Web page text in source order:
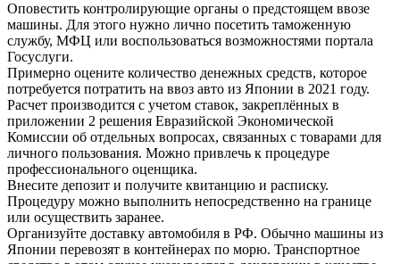
Оповестить контролирующие органы о предстоящем ввозе
машины. Для этого нужно лично посетить таможенную
службу, МФЦ или воспользоваться возможностями портала
Госуслуги.
Примерно оцените количество денежных средств, которое
потребуется потратить на ввоз авто из Японии в 2021 году.
Расчет производится с учетом ставок, закреплённых в
приложении 2 решения Евразийской Экономической
Комиссии об отдельных вопросах, связанных с товарами для
личного пользования. Можно привлечь к процедуре
профессионального оценщика.
Внесите депозит и получите квитанцию и расписку.
Процедуру можно выполнить непосредственно на границе
или осуществить заранее.
Организуйте доставку автомобиля в РФ. Обычно машины из
Японии перевозят в контейнерах по морю. Транспортное